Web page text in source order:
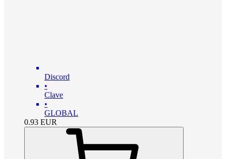
Discord
•
Clave
•
GLOBAL
0.93 EUR